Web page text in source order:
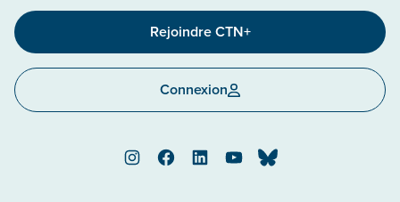
Rejoindre CTN+
Connexion
InstagramFacebookLinkedInYouTubeBluesky